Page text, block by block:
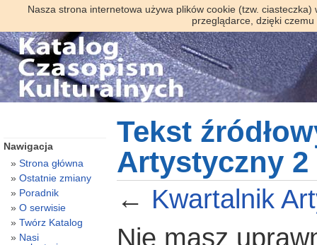
Nasza strona internetowa używa plików cookie (tzw.
przeglądarce, dzięki
Tekst
Artystyczny 2
← Kwartalnik
Nie masz
Nawigacja
Strona główna
Ostatnie zmiany
Poradnik
O serwisie
Twórz Katalog
Nasi